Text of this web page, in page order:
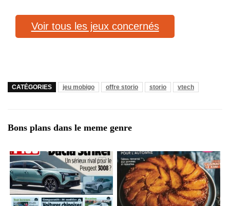
Voir tous les jeux concernés
CATÉGORIES jeu mobigo offre storio storio vtech
Bons plans dans le meme genre